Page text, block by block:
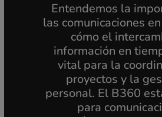
Entendemos la
las comunicaciones
cómo el
información en
vital para la
proyectos y la
personal. El B360
para